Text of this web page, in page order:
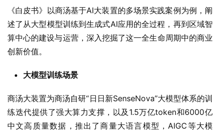
《白皮书》以商汤基于AI大装置的多场景实践案例为例，阐
述了从大型模型训练到生成式AI应用的全过程，再到区域智
算中心的建设与运营，深入挖掘了这一全生命周期中的商业
创新价值。
大模型训练场景
商汤大装置为商汤自研“日日新SenseNova”大模型体系的训
练迭代提供了强大算力支撑，以及1.5万亿token和6000亿
中文高质量数据，推出了商量大语言模型，AIGC等大模